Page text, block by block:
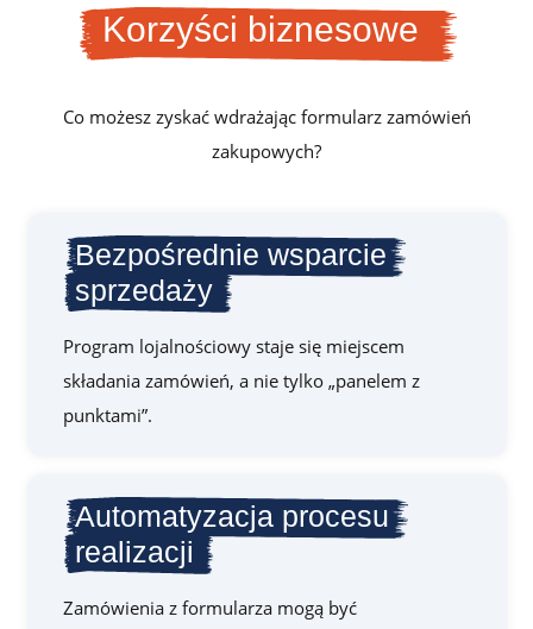
Korzyści biznesowe
Co możesz zyskać wdrażając formularz zamówień
zakupowych?
Bezpośrednie wsparcie
sprzedaży
Program lojalnościowy staje się miejscem
składania zamówień, a nie tylko „panelem z
punktami”.
Automatyzacja procesu
realizacji
Zamówienia z formularza mogą być